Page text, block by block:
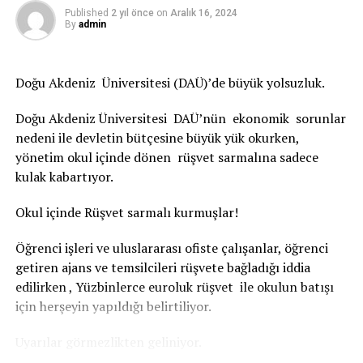
Novorossiysk Limanı’nın, su derinliklerinin 8-15,6 metre
arasında değişiklik gösteren 89 rıhtımında, yılda yaklaşık
konteyner elleçlendiğini anlattı.
Köstence Limanı’nın da 10’unun kuru yük, 4’ünün sıvı
yük, 2’sinin araç, 8’inin ağır ve büyük yük konusunda
uzmanlaşmış toplam 24 rıhtıma sahip olduğunu
vurgulayan Bucak, su derinliği 7-19 metre arasında
değişen rıhtımlarda, yılda yaklaşık 67 milyon ton toplam
yük içerisinde 700 bin TEU konteyner elleçlendiği
Bucak, 9 kilometrelik kıyı şeridine sahip Odessa
Limanı’nın ise su derinliği 8,8-11,7 metre arasında
değişen 54 rıhtımında yıllık 46 milyon ton elleçleme
Published 2 yıl önce on Aralık 16, 2024
By admin
Doğu Akdeniz Üniversitesi (DAÜ)’de büyük yolsuzluk.
Doğu Akdeniz Üniversitesi DAÜ’nün ekonomik sorunlar
nedeni ile devletin bütçesine büyük yük okurken,
yönetim okul içinde dönen rüşvet sarmalına sadece
kulak kabartıyor.
Okul içinde Rüşvet sarmalı kurmuşlar!
Öğrenci işleri ve uluslararası ofiste çalışanlar, öğrenci
getiren ajans ve temsilcileri rüşvete bağladığı iddia
edilirken , Yüzbinlerce euroluk rüşvet ile okulun batışı
için herşeyin yapıldığı belirtiliyor.